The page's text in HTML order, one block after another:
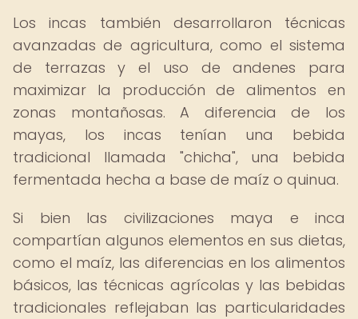
Los incas también desarrollaron técnicas
avanzadas de agricultura, como el sistema
de terrazas y el uso de andenes para
maximizar la producción de alimentos en
zonas montañosas. A diferencia de los
mayas, los incas tenían una bebida
tradicional llamada "chicha", una bebida
fermentada hecha a base de maíz o quinua.
Si bien las civilizaciones maya e inca
compartían algunos elementos en sus dietas,
como el maíz, las diferencias en los alimentos
básicos, las técnicas agrícolas y las bebidas
tradicionales reflejaban las particularidades